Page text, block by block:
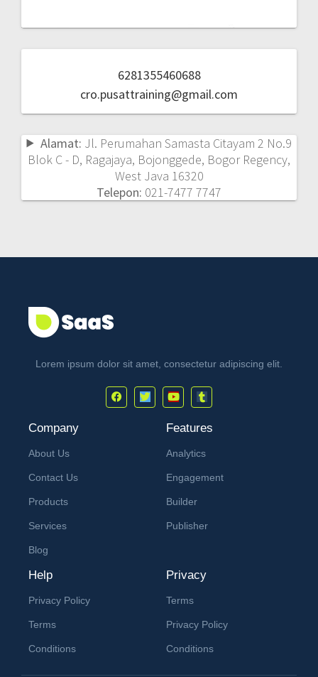
6281355460688
cro.pusattraining@gmail.com
Alamat: Jl. Perumahan Samasta Citayam 2 No.9
Blok C - D, Ragajaya, Bojonggede, Bogor Regency,
West Java 16320
Telepon: 021-7477 7747
Lorem ipsum dolor sit amet, consectetur adipiscing elit.
Company
About Us
Contact Us
Products
Services
Blog
Features
Analytics
Engagement
Builder
Publisher
Help
Privacy Policy
Terms
Conditions
Privacy
Terms
Privacy Policy
Conditions